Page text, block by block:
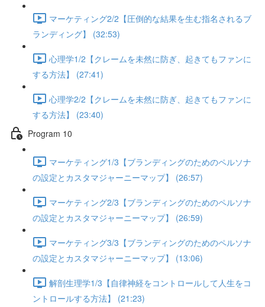
マーケティング2/2【圧倒的な結果を生む指名されるブ
ランディング】 (32:53)
心理学1/2【クレームを未然に防ぎ、起きてもファンに
する方法】 (27:41)
心理学2/2【クレームを未然に防ぎ、起きてもファンに
する方法】 (23:40)
Program 10
マーケティング1/3【ブランディングのためのペルソナ
の設定とカスタマジャーニーマップ】 (26:57)
マーケティング2/3【ブランディングのためのペルソナ
の設定とカスタマジャーニーマップ】 (26:59)
マーケティング3/3【ブランディングのためのペルソナ
の設定とカスタマジャーニーマップ】 (13:06)
解剖生理学1/3【自律神経をコントロールして人生をコ
ントロールする方法】 (21:23)